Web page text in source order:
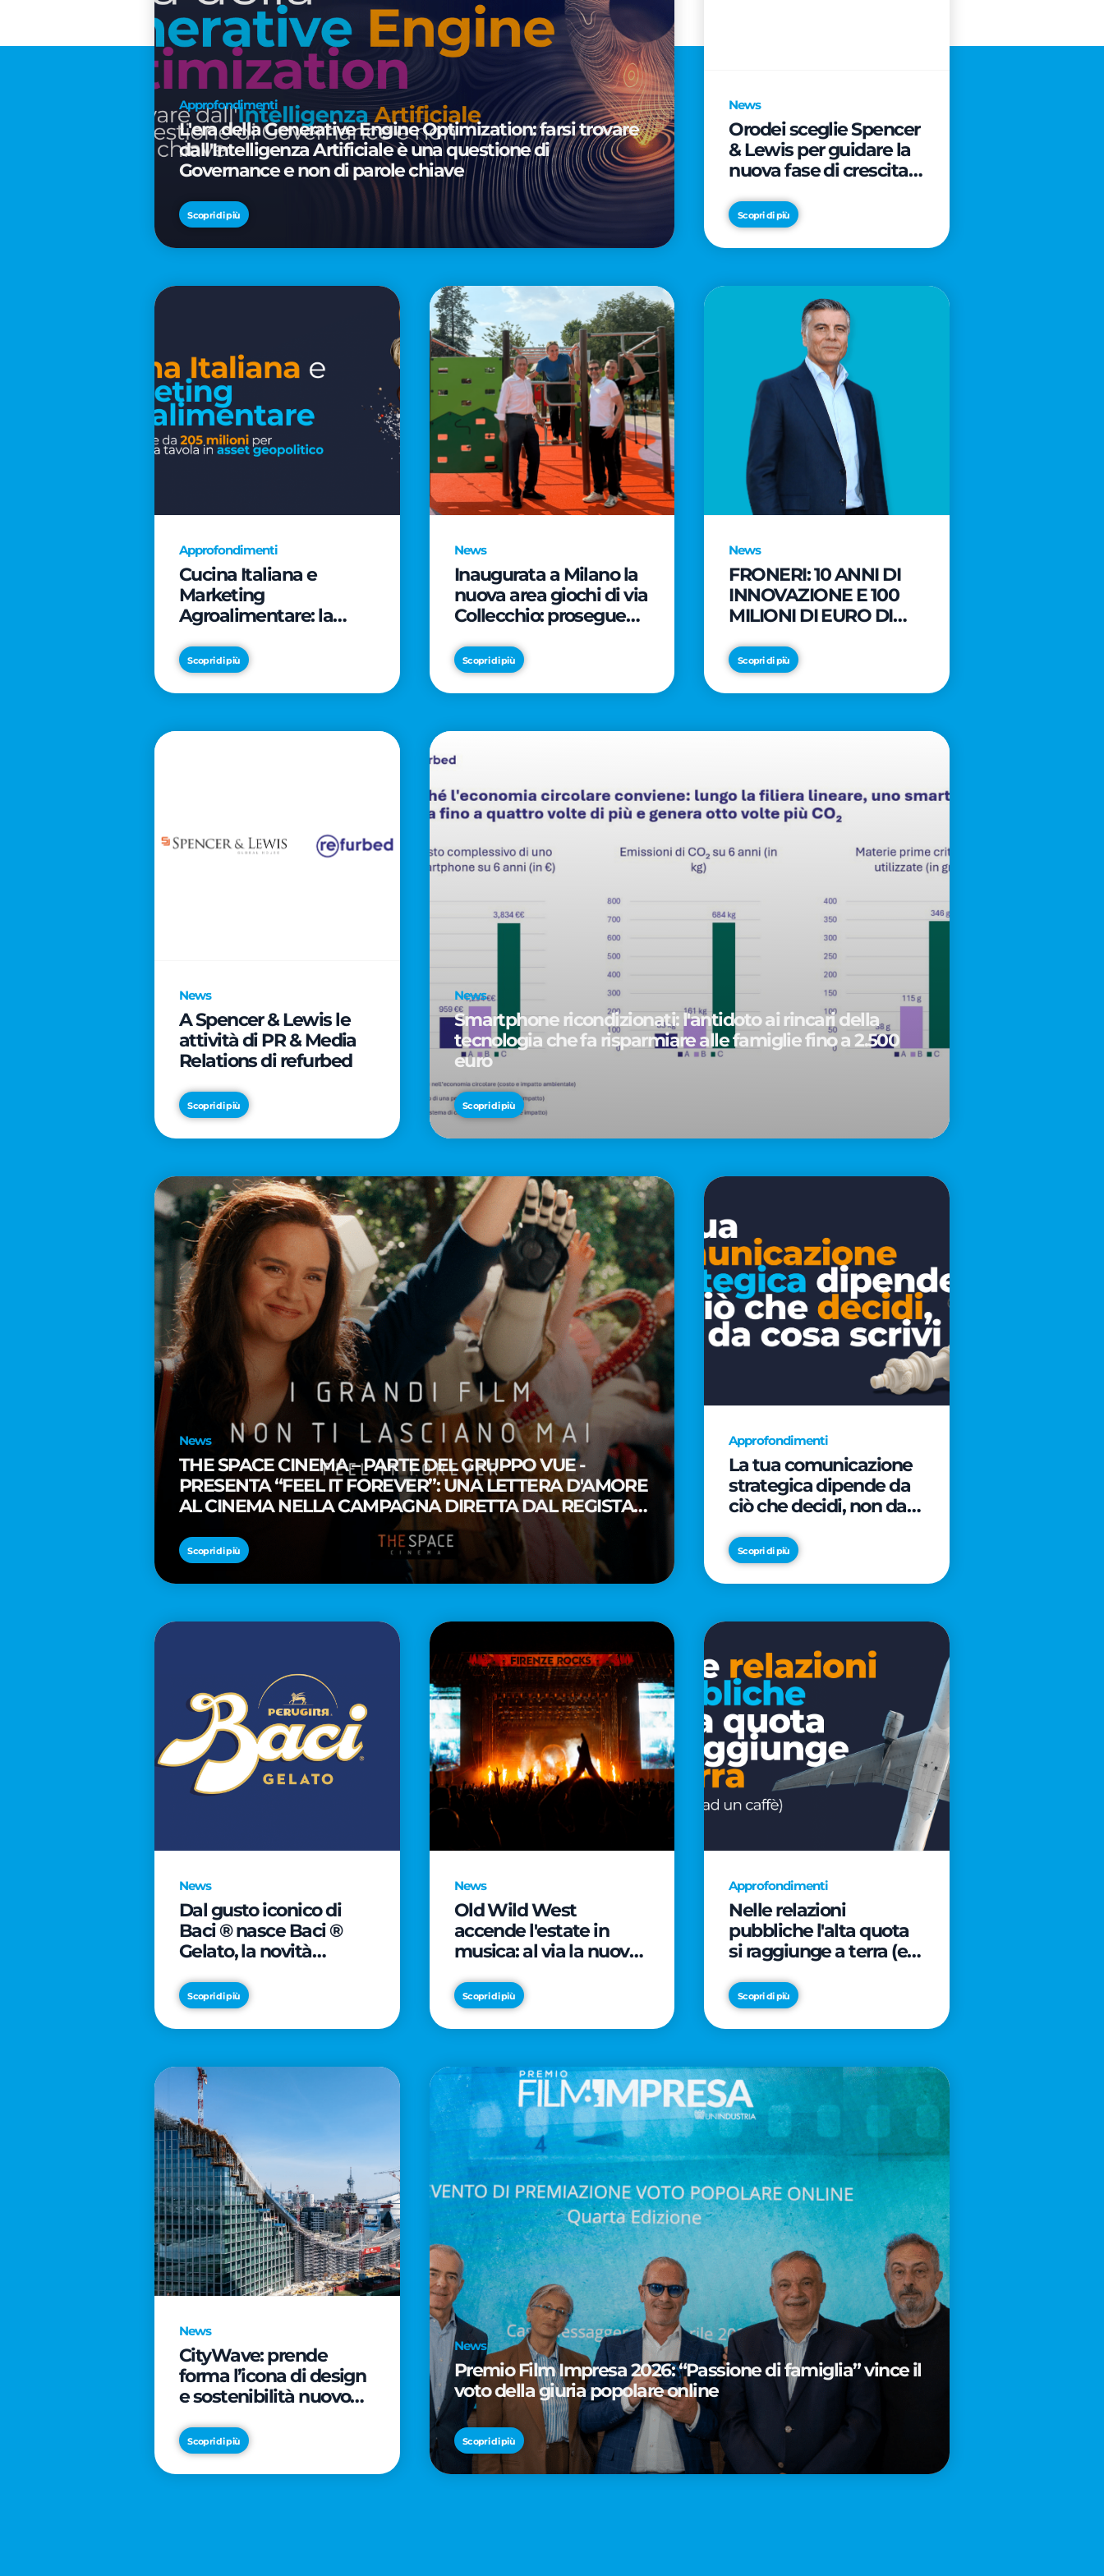
Approfondimenti
L'era della Generative Engine Optimization: farsi trovare
dall'Intelligenza Artificiale è una questione di
Governance e non di parole chiave
Scopri di più
News
Orodei sceglie Spencer
& Lewis per guidare la
nuova fase di crescita e
brand
Scopri di più
Approfondimenti
Cucina Italiana e
Marketing
Agroalimentare: la
milioni per trasformare
la tavola in asset
geopolitico
Scopri di più
News
Inaugurata a Milano la
nuova area giochi di via
Collecchio: prosegue
SmartCityLife per gli
spazi pubblici del
Municipio 8
Scopri di più
News
FRONERI: 10 ANNI DI
INNOVAZIONE E 100
MILIONI DI EURO DI
PER LO SVILUPPO DEL
MERCATO ITALIANO
DEL GELATO
Scopri di più
News
A Spencer & Lewis le
attività di PR & Media
Relations di refurbed
Scopri di più
News
Smartphone ricondizionati: l'antidoto ai rincari della
tecnologia che fa risparmiare alle famiglie fino a 2.500
euro
Scopri di più
News
THE SPACE CINEMA – PARTE DEL GRUPPO VUE -
PRESENTA “FEEL IT FOREVER”: UNA LETTERA D'AMORE
AL CINEMA NELLA CAMPAGNA DIRETTA DAL REGISTA
PREMIO OSCAR® TAIKA WAITITI
Scopri di più
Approfondimenti
La tua comunicazione
strategica dipende da
ciò che decidi, non da
Scopri di più
News
Dal gusto iconico di
Baci ® nasce Baci ®
Gelato, la novità
Scopri di più
News
Old Wild West
accende l'estate in
musica: al via la nuova
e le prestigiose
partnership con Radio
Italia e Live Nation
Scopri di più
Approfondimenti
Nelle relazioni
pubbliche l'alta quota
si raggiunge a terra (e
Scopri di più
News
CityWave: prende
forma l’icona di design
e sostenibilità nuovo
Scopri di più
News
Premio Film Impresa 2026: “Passione di famiglia” vince il
voto della giuria popolare online
Scopri di più